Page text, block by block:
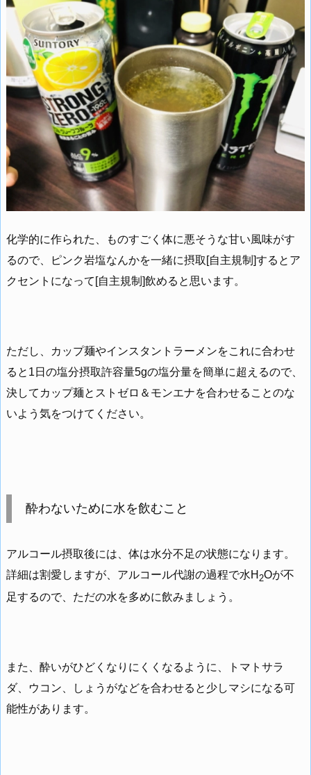
化学的に作られた、ものすごく体に悪そうな甘い風味がす
るので、ピンク岩塩なんかを一緒に摂取[自主規制]するとア
クセントになって[自主規制]飲めると思います。
ただし、カップ麺やインスタントラーメンをこれに合わせ
ると1日の塩分摂取許容量5gの塩分量を簡単に超えるので、
決してカップ麺とストゼロ＆モンエナを合わせることのな
いよう気をつけてください。
酔わないために水を飲むこと
アルコール摂取後には、体は水分不足の状態になります。
詳細は割愛しますが、アルコール代謝の過程で水H 2Oが不
足するので、ただの水を多めに飲みましょう。
また、酔いがひどくなりにくくなるように、トマトサラ
ダ、ウコン、しょうがなどを合わせると少しマシになる可
能性があります。